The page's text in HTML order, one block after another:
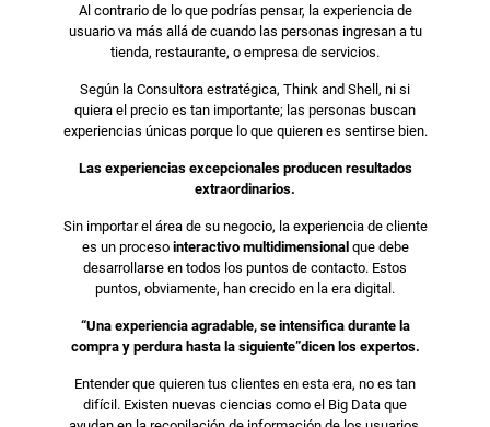
Al contrario de lo que podrías pensar, la experiencia de
usuario va más allá de cuando las personas ingresan a tu
tienda, restaurante, o empresa de servicios.
Según la Consultora estratégica, Think and Shell, ni si
quiera el precio es tan importante; las personas buscan
experiencias únicas porque lo que quieren es sentirse bien.
Las experiencias excepcionales producen resultados
extraordinarios.
Sin importar el área de su negocio, la experiencia de cliente
es un proceso interactivo multidimensional que debe
desarrollarse en todos los puntos de contacto. Estos
puntos, obviamente, han crecido en la era digital.
“Una experiencia agradable, se intensifica durante la
compra y perdura hasta la siguiente”dicen los expertos.
Entender que quieren tus clientes en esta era, no es tan
difícil. Existen nuevas ciencias como el Big Data que